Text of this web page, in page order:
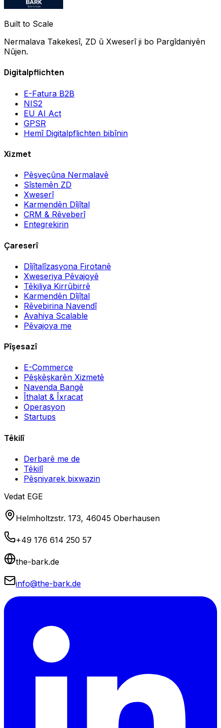
Built to Scale
Nermalava Takekesî, ZD û Xweserî ji bo Pargîdaniyên
Nûjen.
Digitalpflichten
E-Fatura B2B
NIS2
EU AI Act
GPSR
Hemî Digitalpflichten bibînin
Xizmet
Pêşveçûna Nermalavê
Sîstemên ZD
Xweserî
Karmendên Dîjîtal
CRM & Rêveberî
Entegrekirin
Çareserî
Dîjîtalîzasyona Firotanê
Xweseriya Pêvajoyê
Têkiliya Kirrûbirrê
Karmendên Dîjîtal
Rêvebirina Navendî
Avahiya Scalable
Pêvajoya me
Pîşesazî
E-Commerce
Pêşkêşkarên Xizmetê
Navenda Bangê
Îthalat & Îxracat
Operasyon
Startups
Têkilî
Derbarê me de
Têkilî
Pêşniyarek bixwazin
Vedat EGE
Helmholtzstr. 173, 46045 Oberhausen
+49 176 614 250 57
the-bark.de
info@the-bark.de